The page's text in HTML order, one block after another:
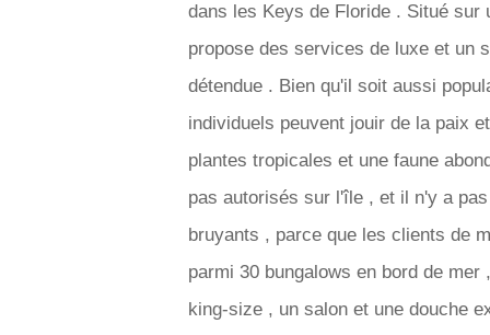
dans les Keys de Floride . Situé
propose des services de luxe et un
détendue . Bien qu'il soit aussi
individuels peuvent jouir de la paix
plantes tropicales et une faune
pas autorisés sur l'île , et il n'y a
bruyants , parce que les clients de
parmi 30 bungalows en bord de
king-size , un salon et une douche